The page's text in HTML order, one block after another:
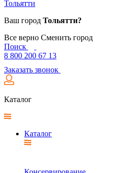
Тольятти
Ваш город Тольятти?
Все верно Сменить город
Поиск
8 800 200 67 13
Заказать звонок
Каталог
Каталог